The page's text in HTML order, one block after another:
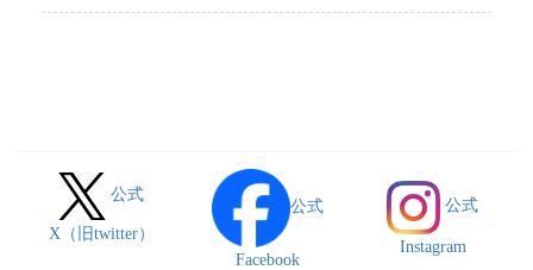
公式
X（旧twitter）
公式
Facebook
公式
Instagram